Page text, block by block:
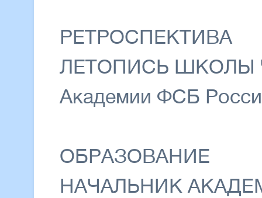
РЕТРОСПЕКТИВА
ЛЕТОПИСЬ ШКОЛЫ
Академии ФСБ
ОБРАЗОВАНИЕ
НАЧАЛЬНИК